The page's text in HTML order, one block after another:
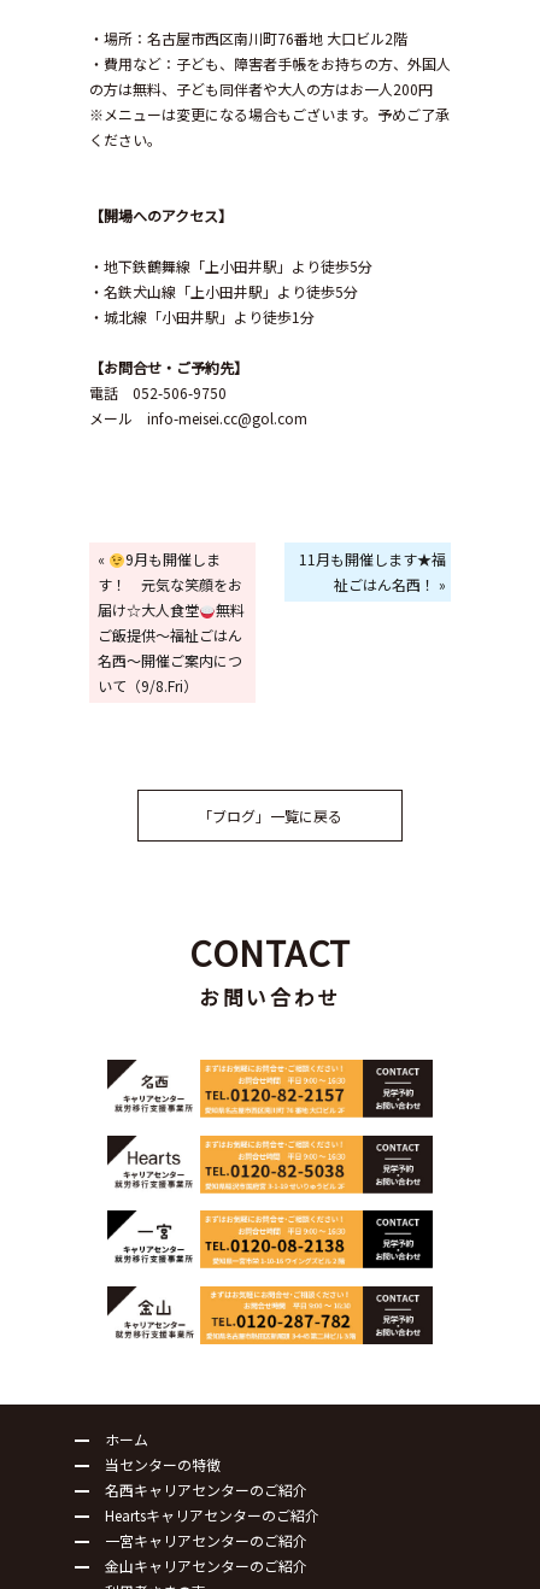
・場所：名古屋市西区南川町76番地 大口ビル2階
・費用など：子ども、障害者手帳をお持ちの方、外国人
の方は無料、子ども同伴者や大人の方はお一人200円
※メニューは変更になる場合もございます。予めご了承
ください。
【開場へのアクセス】
・地下鉄鶴舞線「上小田井駅」より徒歩5分
・名鉄犬山線「上小田井駅」より徒歩5分
・城北線「小田井駅」より徒歩1分
【お問合せ・ご予約先】
電話 052-506-9750
メール info-meisei.cc@gol.com
«
9月も開催しま
す！ 元気な笑顔をお
届け☆大人食堂
無料
ご飯提供～福祉ごはん
名西～開催ご案内につ
いて（9/8.Fri）
11月も開催します★福
祉ごはん名西！ »
「ブログ」一覧に戻る
CONTACT
お問い合わせ
ホーム
当センターの特徴
名西キャリアセンターのご紹介
Heartsキャリアセンターのご紹介
一宮キャリアセンターのご紹介
金山キャリアセンターのご紹介